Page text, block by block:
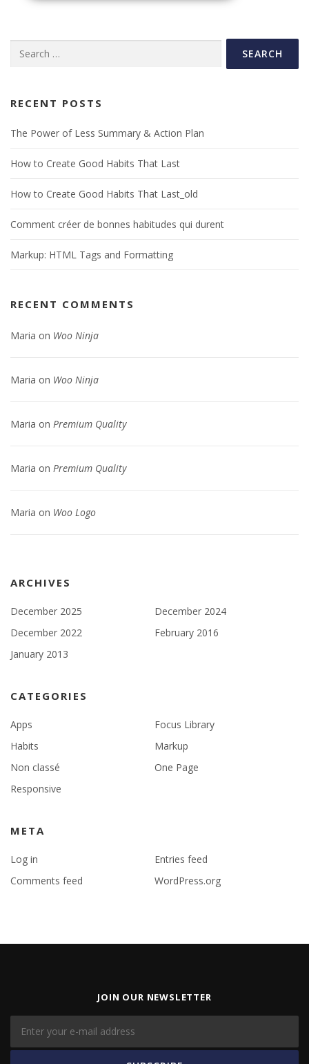
doivent être spécifiques, mesurables,
RECENT POSTS
The Power of Less Summary & Action Plan
How to Create Good Habits That Last
How to Create Good Habits That Last_old
Comment créer de bonnes habitudes qui durent
Markup: HTML Tags and Formatting
RECENT COMMENTS
Maria on Woo Ninja
Maria on Woo Ninja
Maria on Premium Quality
Maria on Premium Quality
Maria on Woo Logo
ARCHIVES
December 2025
December 2024
December 2022
February 2016
January 2013
CATEGORIES
Apps
Focus Library
Habits
Markup
Non classé
One Page
Responsive
META
Log in
Entries feed
Comments feed
WordPress.org
JOIN OUR NEWSLETTER